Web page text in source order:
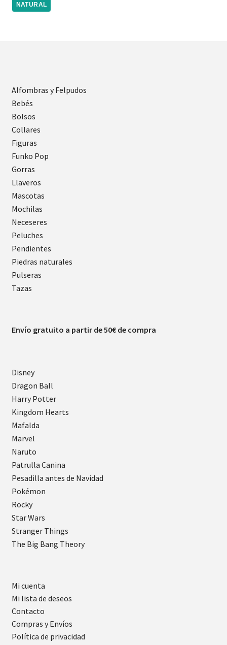
NATURAL
Alfombras y Felpudos
Bebés
Bolsos
Collares
Figuras
Funko Pop
Gorras
Llaveros
Mascotas
Mochilas
Neceseres
Peluches
Pendientes
Piedras naturales
Pulseras
Tazas
Envío gratuito a partir de 50€ de compra
Disney
Dragon Ball
Harry Potter
Kingdom Hearts
Mafalda
Marvel
Naruto
Patrulla Canina
Pesadilla antes de Navidad
Pokémon
Rocky
Star Wars
Stranger Things
The Big Bang Theory
Mi cuenta
Mi lista de deseos
Contacto
Compras y Envíos
Política de privacidad